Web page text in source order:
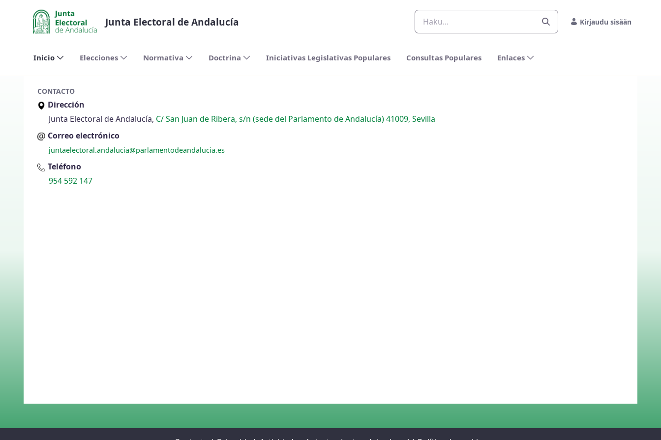
Siirry pääsisältöön
Junta Electoral de Andalucía Kirjaudu sisään
Inicio Elecciones Normativa Doctrina Iniciativas Legislativas Populares Consultas Populares Enlaces
CONTACTO
Dirección
Junta Electoral de Andalucía, C/ San Juan de Ribera, s/n (sede del Parlamento de Andalucía) 41009, Sevilla
Correo electrónico
juntaelectoral.andalucia@parlamentodeandalucia.es
Teléfono
954 592 147